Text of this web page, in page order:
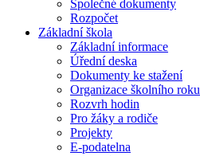
Společné dokumenty
Rozpočet
Základní škola
Základní informace
Úřední deska
Dokumenty ke stažení
Organizace školního roku
Rozvrh hodin
Pro žáky a rodiče
Projekty
E-podatelna